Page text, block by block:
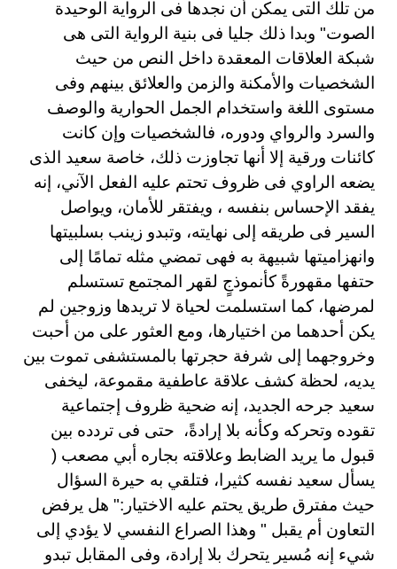
من تلك التى يمكن أن نجدها فى الرواية الوحيدة
الصوت" وبدا ذلك جليا فى بنية الرواية التى هى
شبكة العلاقات المعقدة داخل النص من حيث
الشخصيات والأمكنة والزمن والعلائق بينهم وفى
مستوى اللغة واستخدام الجمل الحوارية والوصف
والسرد والرواي ودوره، فالشخصيات وإن كانت
كائنات ورقية إلا أنها تجاوزت ذلك، خاصة سعيد الذى
يضعه الراوي فى ظروف تحتم عليه الفعل الآني، إنه
يفقد الإحساس بنفسه ، ويفتقر للأمان، ويواصل
السير فى طريقه إلى نهايته، وتبدو زينب بسلبيتها
وانهزاميتها شبيهة به فهى تمضي مثله تمامًا إلى
حتفها مقهورةً كأنموذجٍ لقهر المجتمع تستسلم
لمرضها، كما استسلمت لحياة لا تريدها وزوجين لم
يكن أحدهما من اختيارها، ومع العثور على من أحبت
وخروجهما إلى شرفة حجرتها بالمستشفى تموت بين
يديه، لحظة كشف علاقة عاطفية مقموعة، ليخفى
سعيد جرحه الجديد، إنه ضحية ظروف إجتماعية
تقوده وتحركه وكأنه بلا إرادةً، حتى فى تردده بين
قبول ما يريد الضابط وعلاقته بجاره أبي مصعب (
يسأل سعيد نفسه كثيرا، فتلقي به حيرة السؤال
حيث مفترق طريق يحتم عليه الاختيار:" هل يرفض
التعاون أم يقبل " وهذا الصراع النفسي لا يؤدي إلى
شيء إنه مُسير يتحرك بلا إرادة، وفى المقابل تبدو